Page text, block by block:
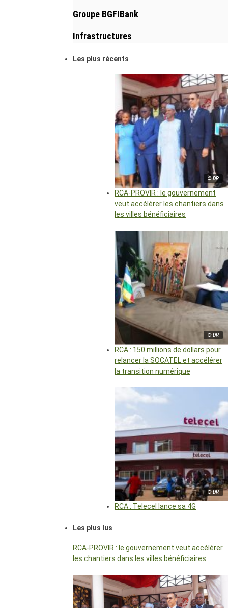
Groupe BGFIBank
Infrastructures
Les plus récents
© DR
RCA-PROVIR : le gouvernement
veut accélérer les chantiers dans
les villes bénéficiaires
© DR
RCA : 150 millions de dollars pour
relancer la SOCATEL et accélérer
la transition numérique
© DR
RCA : Telecel lance sa 4G
Les plus lus
RCA-PROVIR : le gouvernement veut accélérer
les chantiers dans les villes bénéficiaires